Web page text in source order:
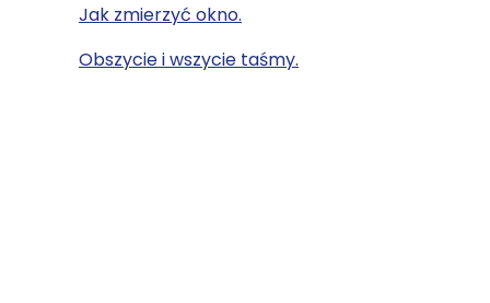
Jak zmierzyć okno.
Obszycie i wszycie taśmy.